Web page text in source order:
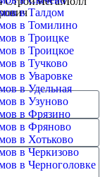
в Талдом
в Томилино
в Троицке
в Троицкое
в Тучково
в Уваровке
в Удельная
в Узуново
в Фрязино
в Фряново
в Хотьково
в Черкизово
в Черноголовке